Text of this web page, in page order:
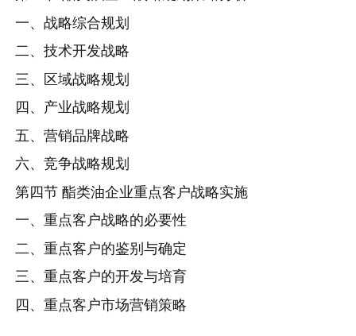
一、战略综合规划
二、技术开发战略
三、区域战略规划
四、产业战略规划
五、营销品牌战略
六、竞争战略规划
第四节 酯类油企业重点客户战略实施
一、重点客户战略的必要性
二、重点客户的鉴别与确定
三、重点客户的开发与培育
四、重点客户市场营销策略